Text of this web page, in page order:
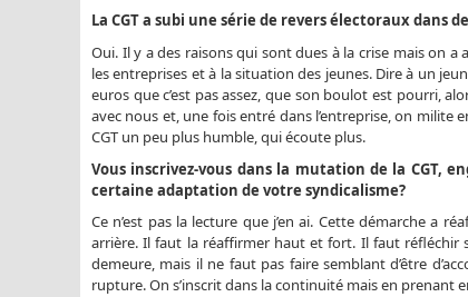
La CGT a subi une série de revers électoraux dans
Oui. Il y a des raisons qui sont dues à la crise mais on
les entreprises et à la situation des jeunes. Dire à un
euros que c’est pas assez, que son boulot est pourri,
avec nous et, une fois entré dans l’entreprise, on milite
CGT un peu plus humble, qui écoute plus.
Vous inscrivez-vous dans la mutation de la CGT,
certaine adaptation de votre syndicalisme?
Ce n’est pas la lecture que j’en ai. Cette démarche a
arrière. Il faut la réaffirmer haut et fort. Il faut réfléchir
demeure, mais il ne faut pas faire semblant d’être
rupture. On s’inscrit dans la continuité mais en prenant